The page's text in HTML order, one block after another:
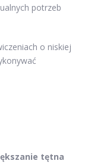
potrzeb
o niskiej
tętna